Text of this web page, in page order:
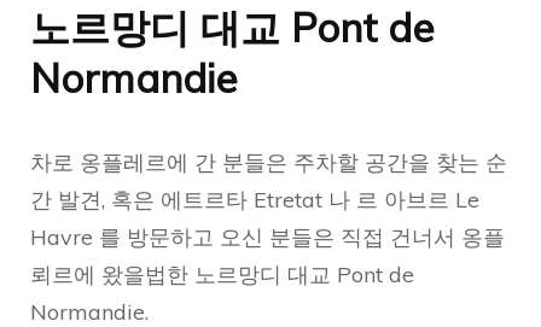
노르망디 대교 Pont de
Normandie
차로 옹플레르에 간 분들은 주차할 공간을 찾는 순
간 발견, 혹은 에트르타 Etretat 나 르 아브르 Le
Havre 를 방문하고 오신 분들은 직접 건너서 옹플
뢰르에 왔을법한 노르망디 대교 Pont de
Normandie.